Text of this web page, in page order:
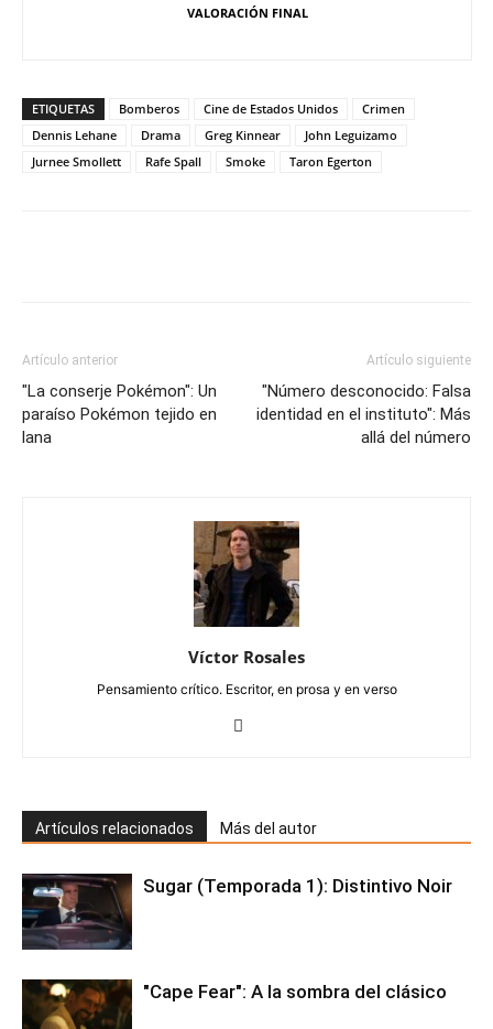
VALORACIÓN FINAL
ETIQUETAS Bomberos Cine de Estados Unidos
Crimen
Dennis Lehane
Drama Greg Kinnear
John Leguizamo
Jurnee Smollett
Rafe Spall Smoke Taron Egerton
Artículo anterior
"La conserje Pokémon": Un
paraíso Pokémon tejido en
lana
Artículo siguiente
"Número desconocido: Falsa
identidad en el instituto": Más
allá del número
Víctor Rosales
Pensamiento crítico. Escritor, en prosa y en verso
Artículos relacionados Más del autor
Sugar (Temporada 1): Distintivo Noir
"Cape Fear": A la sombra del clásico